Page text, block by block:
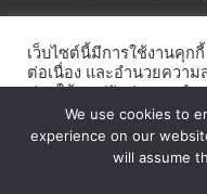
นโยบายการใช้คกกี้
นโยบายความปลอดภัยของข้อมู
เว็บไซต์นี้มีการใช้งานคุก
ต่อเนื่อง และอำนวยความ
ช่วยให้เราปรับปรุงการน
ของท่าน โดยสามารถศึก
คุกกี้
We use cookies to
experience on our
will assume